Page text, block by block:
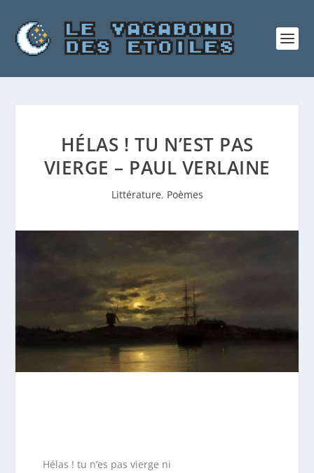
HÉLAS ! TU N’EST PAS
VIERGE – PAUL VERLAINE
Littérature, Poèmes
Hélas ! tu n’es pas vierge ni